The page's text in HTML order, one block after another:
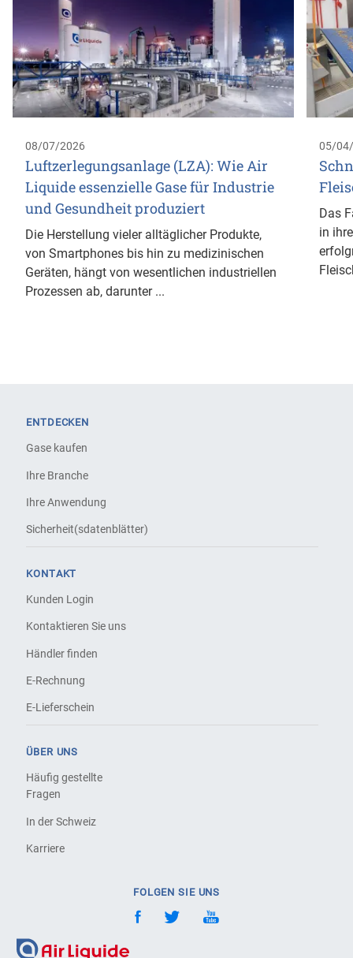
08/07/2026
Luftzerlegungsanlage (LZA): Wie Air
Liquide essenzielle Gase für Industrie
und Gesundheit produziert
Die Herstellung vieler alltäglicher Produkte,
von Smartphones bis hin zu medizinischen
Geräten, hängt von wesentlichen industriellen
Prozessen ab, darunter ...
05/
Das
in
ENTDECKEN
Gase kaufen
Ihre Branche
Ihre Anwendung
Sicherheit(sdatenblätter)
KONTAKT
Kunden Login
Kontaktieren Sie uns
Händler finden
E-Rechnung
E-Lieferschein
ÜBER UNS
Häufig gestellte
Fragen
In der Schweiz
Karriere
FOLGEN SIE UNS